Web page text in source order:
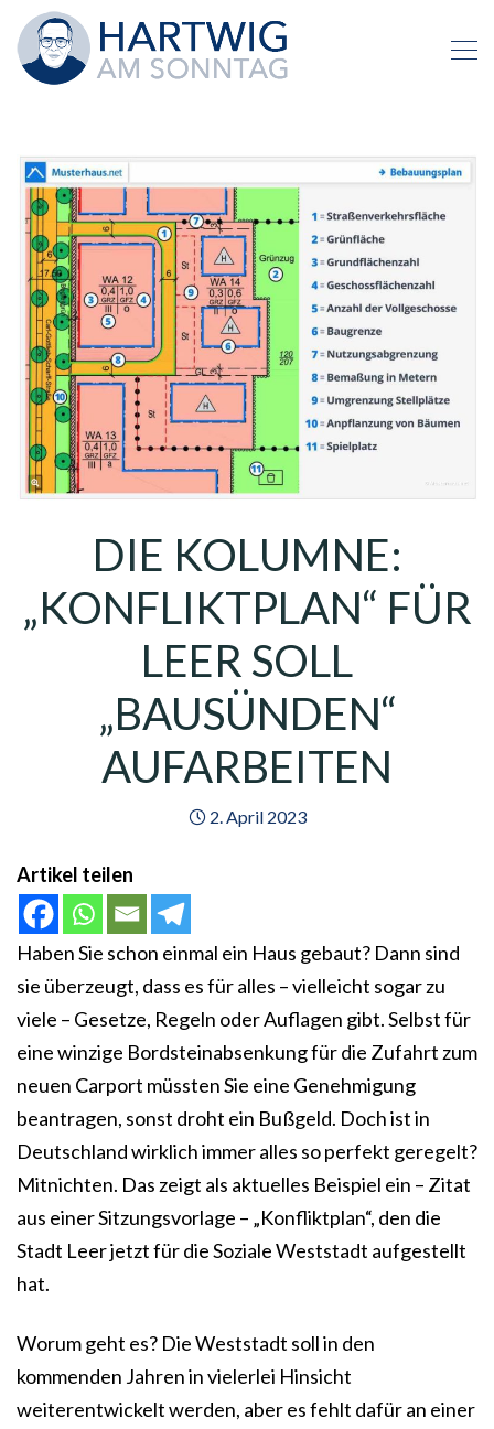
DIE KOLUMNE:
„KONFLIKTPLAN“ FÜR
LEER SOLL
„BAUSÜNDEN“
AUFARBEITEN
2. April 2023
Artikel teilen
Haben Sie schon einmal ein Haus gebaut? Dann sind
sie überzeugt, dass es für alles – vielleicht sogar zu
viele – Gesetze, Regeln oder Auflagen gibt. Selbst für
eine winzige Bordsteinabsenkung für die Zufahrt zum
neuen Carport müssten Sie eine Genehmigung
beantragen, sonst droht ein Bußgeld. Doch ist in
Deutschland wirklich immer alles so perfekt geregelt?
Mitnichten. Das zeigt als aktuelles Beispiel ein – Zitat
aus einer Sitzungsvorlage – „Konfliktplan“, den die
Stadt Leer jetzt für die Soziale Weststadt aufgestellt
hat.
Worum geht es? Die Weststadt soll in den
kommenden Jahren in vielerlei Hinsicht
weiterentwickelt werden, aber es fehlt dafür an einer